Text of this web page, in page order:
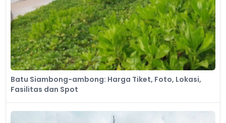
Batu Siambong-ambong: Harga Tiket, Foto, Lokasi,
Fasilitas dan Spot